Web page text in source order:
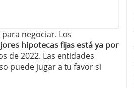
negociar. Los
hipotecas fijas está ya por
de 2022. Las entidades
puede jugar a tu favor si